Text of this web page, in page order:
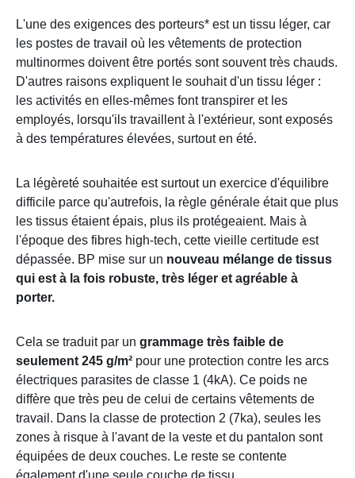
L'une des exigences des porteurs* est un tissu léger, car
les postes de travail où les vêtements de protection
multinormes doivent être portés sont souvent très chauds.
D'autres raisons expliquent le souhait d'un tissu léger :
les activités en elles-mêmes font transpirer et les
employés, lorsqu'ils travaillent à l'extérieur, sont exposés
à des températures élevées, surtout en été.
La légèreté souhaitée est surtout un exercice d'équilibre
difficile parce qu'autrefois, la règle générale était que plus
les tissus étaient épais, plus ils protégeaient. Mais à
l'époque des fibres high-tech, cette vieille certitude est
dépassée. BP mise sur un nouveau mélange de tissus
qui est à la fois robuste, très léger et agréable à
porter.
Cela se traduit par un grammage très faible de
seulement 245 g/m² pour une protection contre les arcs
électriques parasites de classe 1 (4kA). Ce poids ne
diffère que très peu de celui de certains vêtements de
travail. Dans la classe de protection 2 (7ka), seules les
zones à risque à l'avant de la veste et du pantalon sont
équipées de deux couches. Le reste se contente